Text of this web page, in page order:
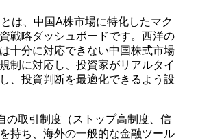
は、中国A株市場に特化したマク
戦略ダッシュボードです。西洋の
十分に対応できない中国株式市場
制に対応し、投資家がリアルタイ
、投資判断を最適化できるよう設
の取引制度（ストップ高制度、信
持ち、海外の一般的な金融ツール